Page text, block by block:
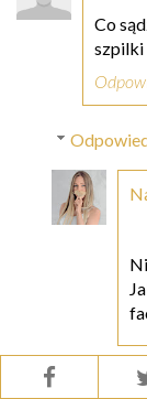
Co
szpilki